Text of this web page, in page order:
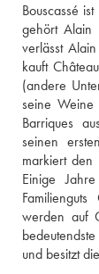
Bouscassé
gehört Alain
verlässt
kauft
(andere
seine
Barriques
seinen
markiert
Einige
werden auf